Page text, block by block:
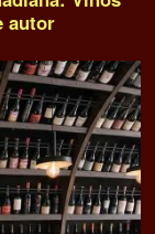
autor